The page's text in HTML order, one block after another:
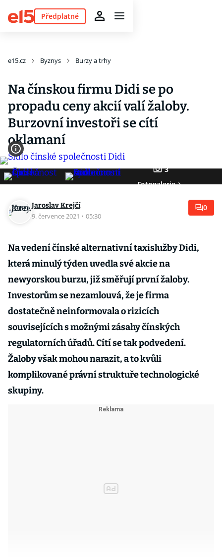
Předplatné
e15.cz Byznys Burzy a trhy
Na čínskou firmu Didi se po
propadu ceny akcií valí žaloby.
Burzovní investoři se cítí
oklamaní
3
Fotogalerie
Jaroslav Krejčí
9. července 2021 · 05:30
0
Na vedení čínské alternativní taxislužby Didi,
která minulý týden uvedla své akcie na
newyorskou burzu, již směřují první žaloby.
Investorům se nezamlouvá, že je firma
dostatečně neinformovala o rizicích
souvisejících s možnými zásahy čínských
regulatorních úřadů. Cítí se tak podvedení.
Žaloby však mohou narazit, a to kvůli
komplikované právní struktuře technologické
skupiny.